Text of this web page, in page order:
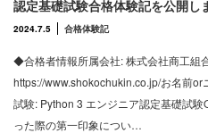
認定基礎試験合格体験記を公開し
2024.7.5 合格体験記
◆合格者情報所属会社: 株式会社商工組
https://www.shokochukin.co.jp/お名前or
試験: Python 3 エンジニア認定基礎試
った際の第一印象につい…